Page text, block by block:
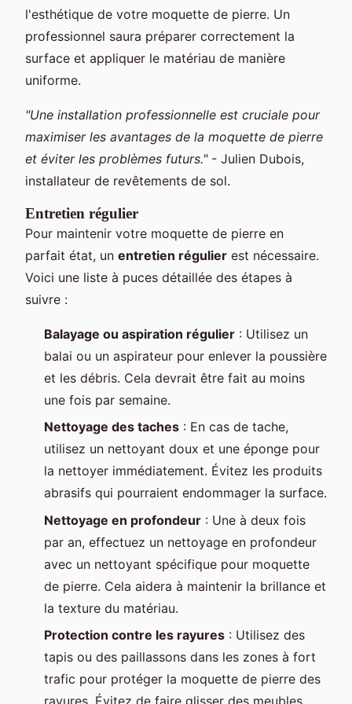
l'esthétique de votre moquette de pierre. Un
professionnel saura préparer correctement la
surface et appliquer le matériau de manière
uniforme.
"Une installation professionnelle est cruciale pour
maximiser les avantages de la moquette de pierre
et éviter les problèmes futurs."- Julien Dubois,
installateur de revêtements de sol.
Entretien régulier
Pour maintenir votre moquette de pierre en
parfait état, un entretien régulier est nécessaire.
Voici une liste à puces détaillée des étapes à
suivre :
Balayage ou aspiration régulier : Utilisez un
balai ou un aspirateur pour enlever la poussière
et les débris. Cela devrait être fait au moins
une fois par semaine.
Nettoyage des taches : En cas de tache,
utilisez un nettoyant doux et une éponge pour
la nettoyer immédiatement. Évitez les produits
abrasifs qui pourraient endommager la surface.
Nettoyage en profondeur : Une à deux fois
par an, effectuez un nettoyage en profondeur
avec un nettoyant spécifique pour moquette
de pierre. Cela aidera à maintenir la brillance et
la texture du matériau.
Protection contre les rayures : Utilisez des
tapis ou des paillassons dans les zones à fort
trafic pour protéger la moquette de pierre des
rayures. Évitez de faire glisser des meubles